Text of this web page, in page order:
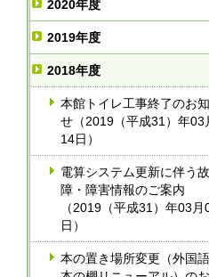
2020年度
2019年度
2018年度
本館トイレ工事終了のお
せ（2019（平成31）年03
14日）
電算システム更新に伴う故
障・障害情報のご案内
（2019（平成31）年03月
日）
本の置き場所変更（外国